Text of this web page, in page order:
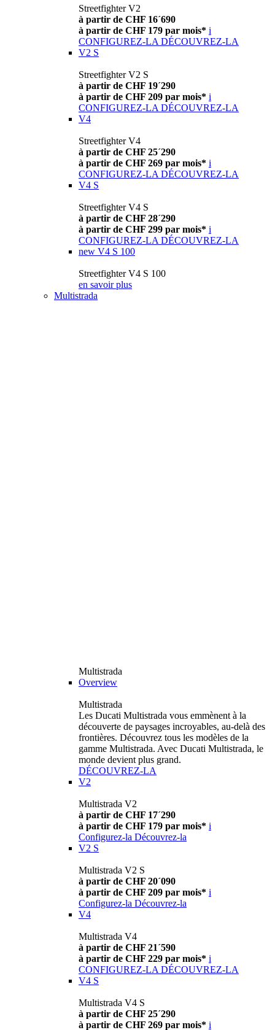
Streetfighter V2
à partir de CHF 16´690
à partir de CHF 179 par mois* i
CONFIGUREZ-LA DÉCOUVREZ-LA
V2 S
Streetfighter V2 S
à partir de CHF 19´290
à partir de CHF 209 par mois* i
CONFIGUREZ-LA DÉCOUVREZ-LA
V4
Streetfighter V4
à partir de CHF 25´290
à partir de CHF 269 par mois* i
CONFIGUREZ-LA DÉCOUVREZ-LA
V4 S
Streetfighter V4 S
à partir de CHF 28´290
à partir de CHF 299 par mois* i
CONFIGUREZ-LA DÉCOUVREZ-LA
new V4 S 100
Streetfighter V4 S 100
en savoir plus
Multistrada
Multistrada
Overview
Multistrada
Les Ducati Multistrada vous emmènent à la
découverte de paysages incroyables, au-delà des
frontières. Découvrez tous les modèles de la
gamme Multistrada. Avec Ducati Multistrada, le
monde devient plus grand.
DÉCOUVREZ-LA
V2
Multistrada V2
à partir de CHF 17´290
à partir de CHF 179 par mois* i
Configurez-la Découvrez-la
V2 S
Multistrada V2 S
à partir de CHF 20´090
à partir de CHF 209 par mois* i
Configurez-la Découvrez-la
V4
Multistrada V4
à partir de CHF 21´590
à partir de CHF 229 par mois* i
CONFIGUREZ-LA DÉCOUVREZ-LA
V4 S
Multistrada V4 S
à partir de CHF 25´290
à partir de CHF 269 par mois* i